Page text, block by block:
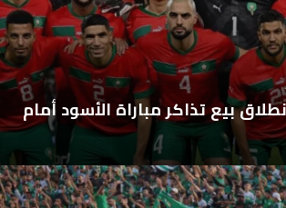
بيع تذاكر مباراة الأسود أمام